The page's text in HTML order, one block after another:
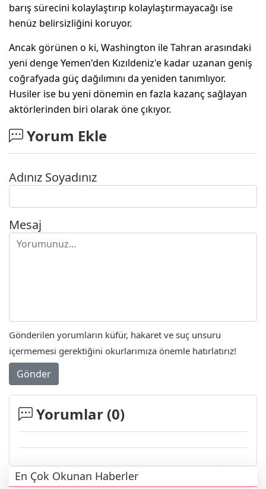
barış sürecini kolaylaştırıp kolaylaştırmayacağı ise
henüz belirsizliğini koruyor.
Ancak görünen o ki, Washington ile Tahran arasındaki
yeni denge Yemen'den Kızıldeniz'e kadar uzanan geniş
coğrafyada güç dağılımını da yeniden tanımlıyor.
Husiler ise bu yeni dönemin en fazla kazanç sağlayan
aktörlerinden biri olarak öne çıkıyor.
Yorum Ekle
Adınız Soyadınız
Mesaj
Gönderilen yorumların küfür, hakaret ve suç unsuru
içermemesi gerektiğini okurlarımıza önemle hatırlatırız!
Gönder
Yorumlar (0)
En Çok Okunan Haberler